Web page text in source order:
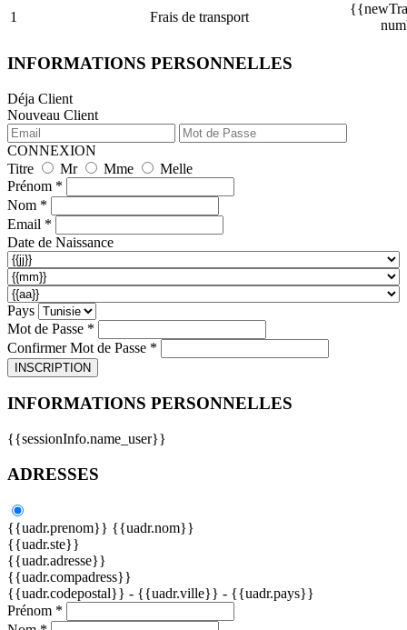
1 Frais de transport
INFORMATIONS PERSONNELLES
Déja Client
Nouveau Client
CONNEXION
Titre
Mr Mme
Melle
Prénom *
Nom *
Email *
Date de Naissance
Pays
Mot de Passe *
Confirmer Mot de Passe *
INSCRIPTION
INFORMATIONS PERSONNELLES
{{sessionInfo.name_user}}
ADRESSES
{{uadr.prenom}} {{uadr.nom}}
{{uadr.ste}}
{{uadr.adresse}}
{{uadr.compadress}}
{{uadr.codepostal}} - {{uadr.ville}} - {{uadr.pays}}
Prénom *